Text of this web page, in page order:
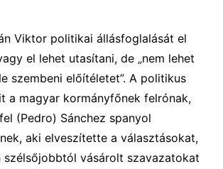
Viktor politikai állásfoglalását el
el lehet utasítani, de „nem lehet
szembeni előítéletet”. A politikus
a magyar kormányfőnek felrónak,
(Pedro) Sánchez spanyol
aki elveszítette a választásokat,
szélsőjobbtól vásárolt szavazatokat